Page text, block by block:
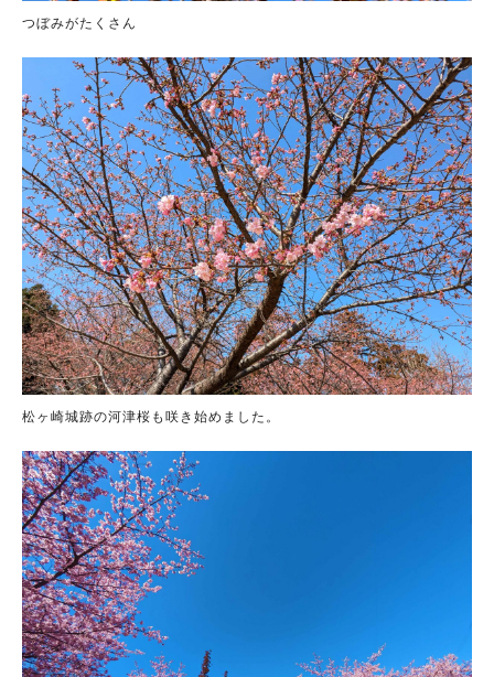
つぼみがたくさん
松ヶ崎城跡の河津桜も咲き始めました。